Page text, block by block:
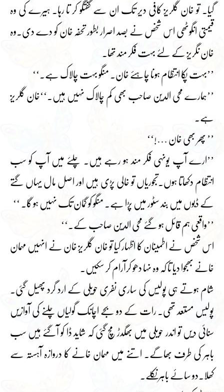
گیا۔ تو خان گلریز کافی دیر تک ان سے گفتگو کر تا رہا۔ ہیرے کی وہ
قیمتی انگوٹھی اس شخص نے بصد اصرار بطور تحفہ خان کو دے دی۔وہ
خان نگریز کے لئے بہت فکر مند تھا۔
’’بہت پکا انتظام ہونا چاہئے خان۔ منگو بہت چالاک ہے۔‘‘
’’ہمارے محی الدین صاحب بھی کم چالاک نہیں ہیں۔‘‘خان گلریز
ہے۔
’’ پھر بھی خان …!‘‘
’’ارے آپ یونہی فکر مند ہو رہے ہیں۔ چلئے میں آپ کو سب
انتظام دکھاتا ہوں۔تجوریاں تو خالی پڑی ہیں اور اصل مال یہاں گتے
کے ڈبوں میں بند سٹور میں پڑا ہے۔ منگو کو گمان تک نہیں ہو گا۔ ‘‘
’’واقعی ہم قائل ہو گئے محی الدین صاحب کے۔‘‘
اس شخص نے اطمینان کا اظہار کیا تو خان گلریز خان نے انہیں مہمان
خانے بھجوا دیا تا کہ وہ نہا دھو کرآرام کر سکیں۔
شام ہوتے ہی پولیس کی ساری نفری حویلی کے ارد گرد پھیل گئی۔
پولیس مستعد تھی۔ رات کے دو بجے اچانک گولیاں چلنے کی آوازیں
سنائی دیں تو اندر حویلی میں بھگدڑ مچ گئی کہ شاید ڈا کو آگئے ہیں سب
باہر کی طرف بھاگے۔ اتنے میں مہمان خانے کا دروازہ آہستہ سے
کھلا۔دو سائے باہر نکلے۔